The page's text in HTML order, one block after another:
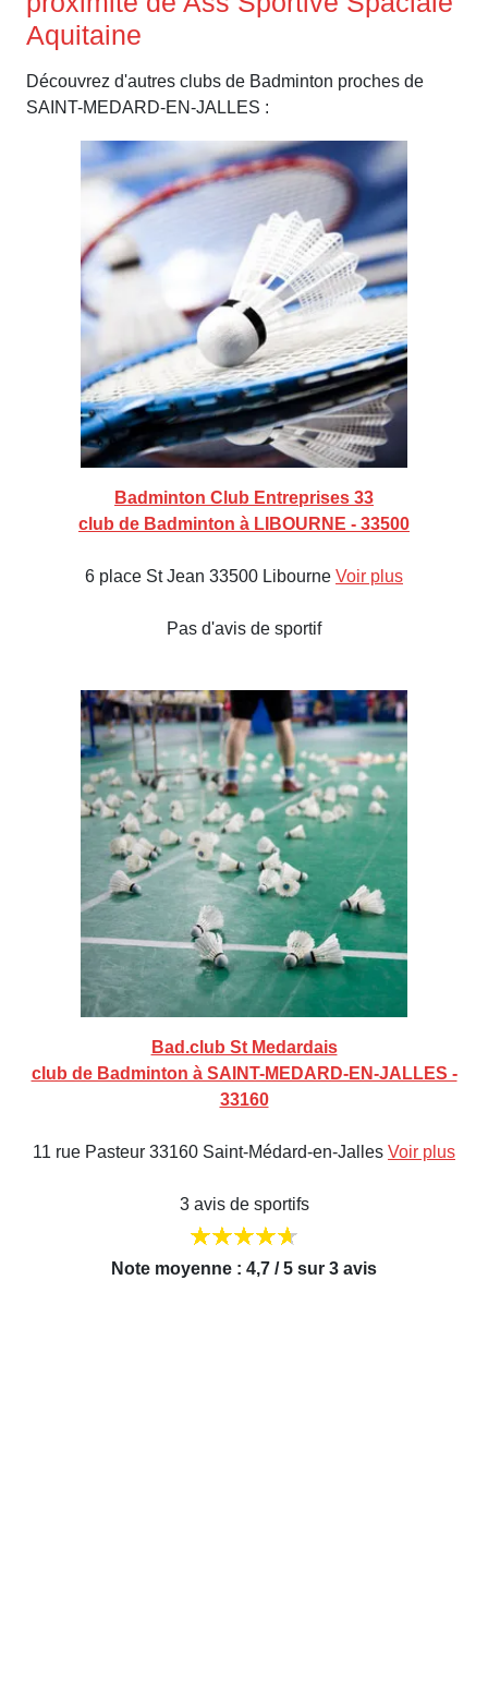
Aquitaine
Découvrez d'autres clubs de Badminton proches de
SAINT-MEDARD-EN-JALLES :
Badminton Club Entreprises 33
club de Badminton à LIBOURNE - 33500
6 place St Jean 33500 Libourne Voir plus
Pas d'avis de sportif
Bad.club St Medardais
club de Badminton à SAINT-MEDARD-EN-JALLES -
33160
11 rue Pasteur 33160 Saint-Médard-en-Jalles Voir plus
3 avis de sportifs
Note moyenne : 4,7 / 5 sur 3 avis